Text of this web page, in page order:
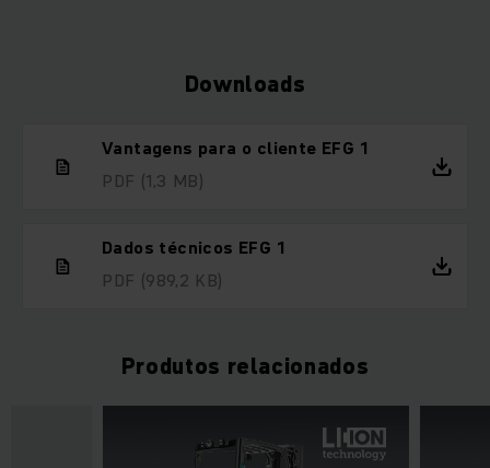
Downloads
Vantagens para o cliente EFG 1
PDF (1,3 MB)
Dados técnicos EFG 1
PDF (989,2 KB)
Produtos relacionados